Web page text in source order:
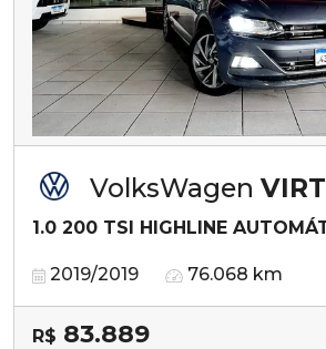
VolksWagen
1.0 200 TSI HIGHLINE
2019/2019 76.068 km
R$ 83.889